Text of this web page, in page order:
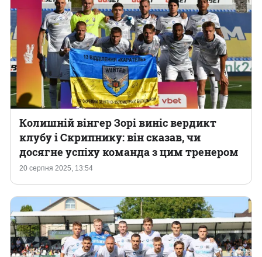
20 серпня 2025, 13:54
Колишній вінгер Зорі виніс вердикт
клубу і Скрипнику: він сказав, чи
досягне успіху команда з цим тренером